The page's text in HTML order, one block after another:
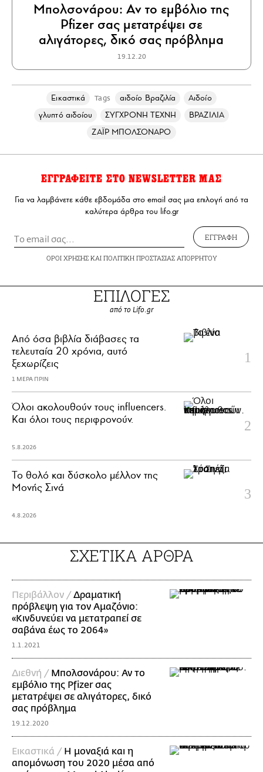
Μπολσονάρου: Αν το εμβόλιο της
Pfizer σας μετατρέψει σε
αλιγάτορες, δικό σας πρόβλημα
19.12.20
Εικαστικά Tags αιδοίο Βραζιλία
Αιδοίο
γλυπτό αιδοίου
ΣΥΓΧΡΟΝΗ ΤΕΧΝΗ
ΒΡΑΖΙΛΙΑ
ΖΑΪΡ ΜΠΟΛΣΟΝΑΡΟ
ΕΓΓΡΑΦΕΙΤΕ ΣΤΟ NEWSLETTER ΜΑΣ
Για να λαμβάνετε κάθε εβδομάδα στο email σας μια επιλογή από τα
καλύτερα άρθρα του lifo.gr
ΕΓΓΡΑΦΗ
ΟΡΟΙ ΧΡΗΣΗΣΚΑΙ ΠΟΛΙΤΙΚΗ ΠΡΟΣΤΑΣΙΑΣ ΑΠΟΡΡΗΤΟΥ
ΕΠΙΛΟΓΕΣ
από το Lifo.gr
Από όσα βιβλία διάβασες τα
τελευταία 20 χρόνια, αυτό
ξεχωρίζεις
1 ΜΕΡΑ ΠΡΙΝ
Όλοι ακολουθούν τους influencers.
Και όλοι τους περιφρονούν.
5.8.2026
Το θολό και δύσκολο μέλλον της
Μονής Σινά
4.8.2026
ΣΧΕΤΙΚΑ ΑΡΘΡΑ
Περιβάλλον /Δραματική
πρόβλεψη για τον Αμαζόνιο:
«Κινδυνεύει να μετατραπεί σε
σαβάνα έως το 2064»
1.1.2021
Διεθνή / Μπολσονάρου: Αν το
εμβόλιο της Pfizer σας
μετατρέψει σε αλιγάτορες, δικό
σας πρόβλημα
19.12.2020
Εικαστικά / Η μοναξιά και η
απομόνωση του 2020 μέσα από